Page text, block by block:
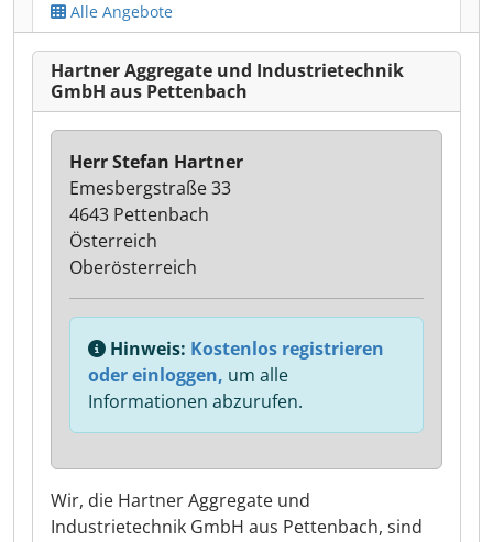
Alle Angebote
Hartner Aggregate und Industrietechnik
GmbH aus Pettenbach
Wir, die Hartner Aggregate und
Industrietechnik GmbH aus Pettenbach, sind
Herr Stefan Hartner
Emesbergstraße 33
4643 Pettenbach
Österreich
Oberösterreich
Hinweis: Kostenlos registrieren
oder einloggen, um alle
Informationen abzurufen.